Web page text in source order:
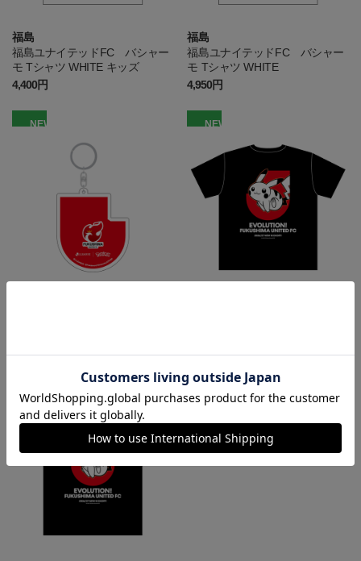
福島
福島ユナイテッドFC バシャー
モ Tシャツ WHITE キッズ
4,400円
福島
福島ユナイテッドFC バシャー
モ Tシャツ WHITE
4,950円
NEW NEW